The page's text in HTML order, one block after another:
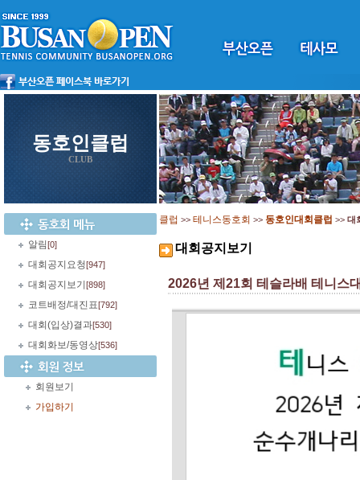
동호인클럽
CLUB
알림[0]
대회공지요청[947]
대회공지보기 [898]
코트배정/대진표[792]
대회(입상)결과[530]
대회화보/동영상[536]
회원보기
가입하기
클럽 >> 테니스동호회 >> 동호인대회클럽 >> 대
대회공지보기
2026년 제21회 테슬라배 테니스